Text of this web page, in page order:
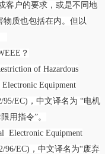
客户的要求，或是不同地
物质也包括在内。但以
？
of Hazardous
Equipment
95/EC)，中文译名为 “电机
用指令”。
Electronic Equipment
96/EC)，中文译名为“废弃